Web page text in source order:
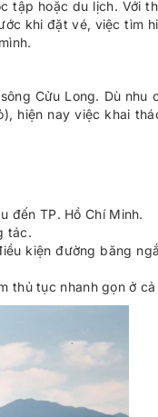
tập hoặc du lịch. Với
khi đặt vé, việc tìm
Cửu Long. Dù nhu
hiện nay việc khai
đến TP. Hồ Chí Minh.
tác.
kiện đường băng
thủ tục nhanh gọn ở cả